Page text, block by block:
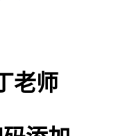
老师